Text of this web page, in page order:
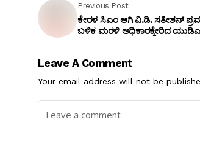
Previous Post
ಕೇರಳ ಸಿಎಂ ಆಗಿ ವಿ.ಡಿ. ಸತೀಶನ್
ಬಳಿಕ ಮರಳಿ ಅಧಿಕಾರಕ್ಕೇರಿದ
Leave A Comment
Your email address will not be